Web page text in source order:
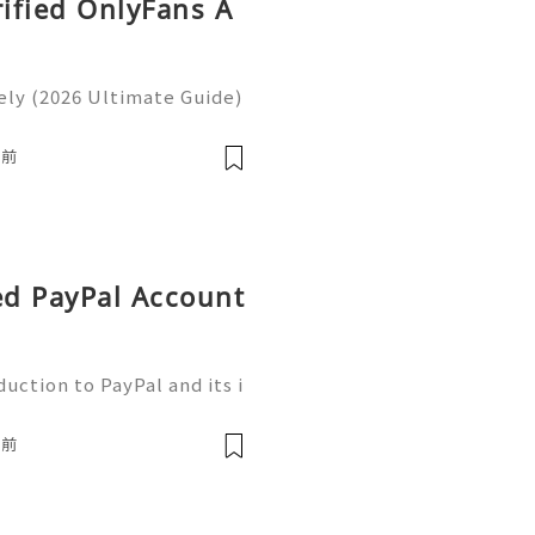
OnlyFans A
(2026 Ultimate Guide)
and participate in
PayPal Account
to PayPal and its i
a trusted ally. This platf